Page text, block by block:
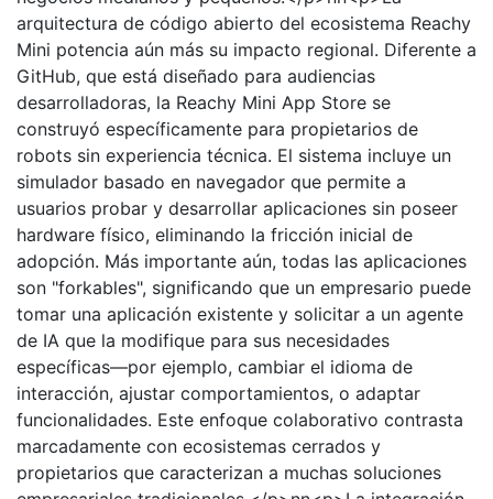
arquitectura de código abierto del ecosistema Reachy
Mini potencia aún más su impacto regional. Diferente a
GitHub, que está diseñado para audiencias
desarrolladoras, la Reachy Mini App Store se
construyó específicamente para propietarios de
robots sin experiencia técnica. El sistema incluye un
simulador basado en navegador que permite a
usuarios probar y desarrollar aplicaciones sin poseer
hardware físico, eliminando la fricción inicial de
adopción. Más importante aún, todas las aplicaciones
son "forkables", significando que un empresario puede
tomar una aplicación existente y solicitar a un agente
de IA que la modifique para sus necesidades
específicas—por ejemplo, cambiar el idioma de
interacción, ajustar comportamientos, o adaptar
funcionalidades. Este enfoque colaborativo contrasta
marcadamente con ecosistemas cerrados y
propietarios que caracterizan a muchas soluciones